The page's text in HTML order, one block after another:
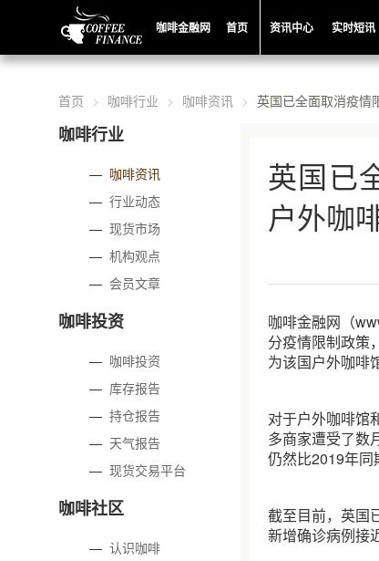
咖啡金融网 首页 资讯中心 实时短讯
首页 咖啡行业 咖啡资讯 英国已全面取消疫情
咖啡行业
— 咖啡资讯
—行业动态
—现货市场
—机构观点
—会员文章
咖啡投资
— 咖啡投资
— 库存报告
—持仓报告
— 天气报告
—现货交易平台
咖啡社区
—认识咖啡
英国已
户外咖
咖啡金融网（
分疫情限制政策
为该国户外咖啡
对于户外咖啡馆
多商家遭受了数
仍然比2019年同
截至目前，英国
新增确诊病例接